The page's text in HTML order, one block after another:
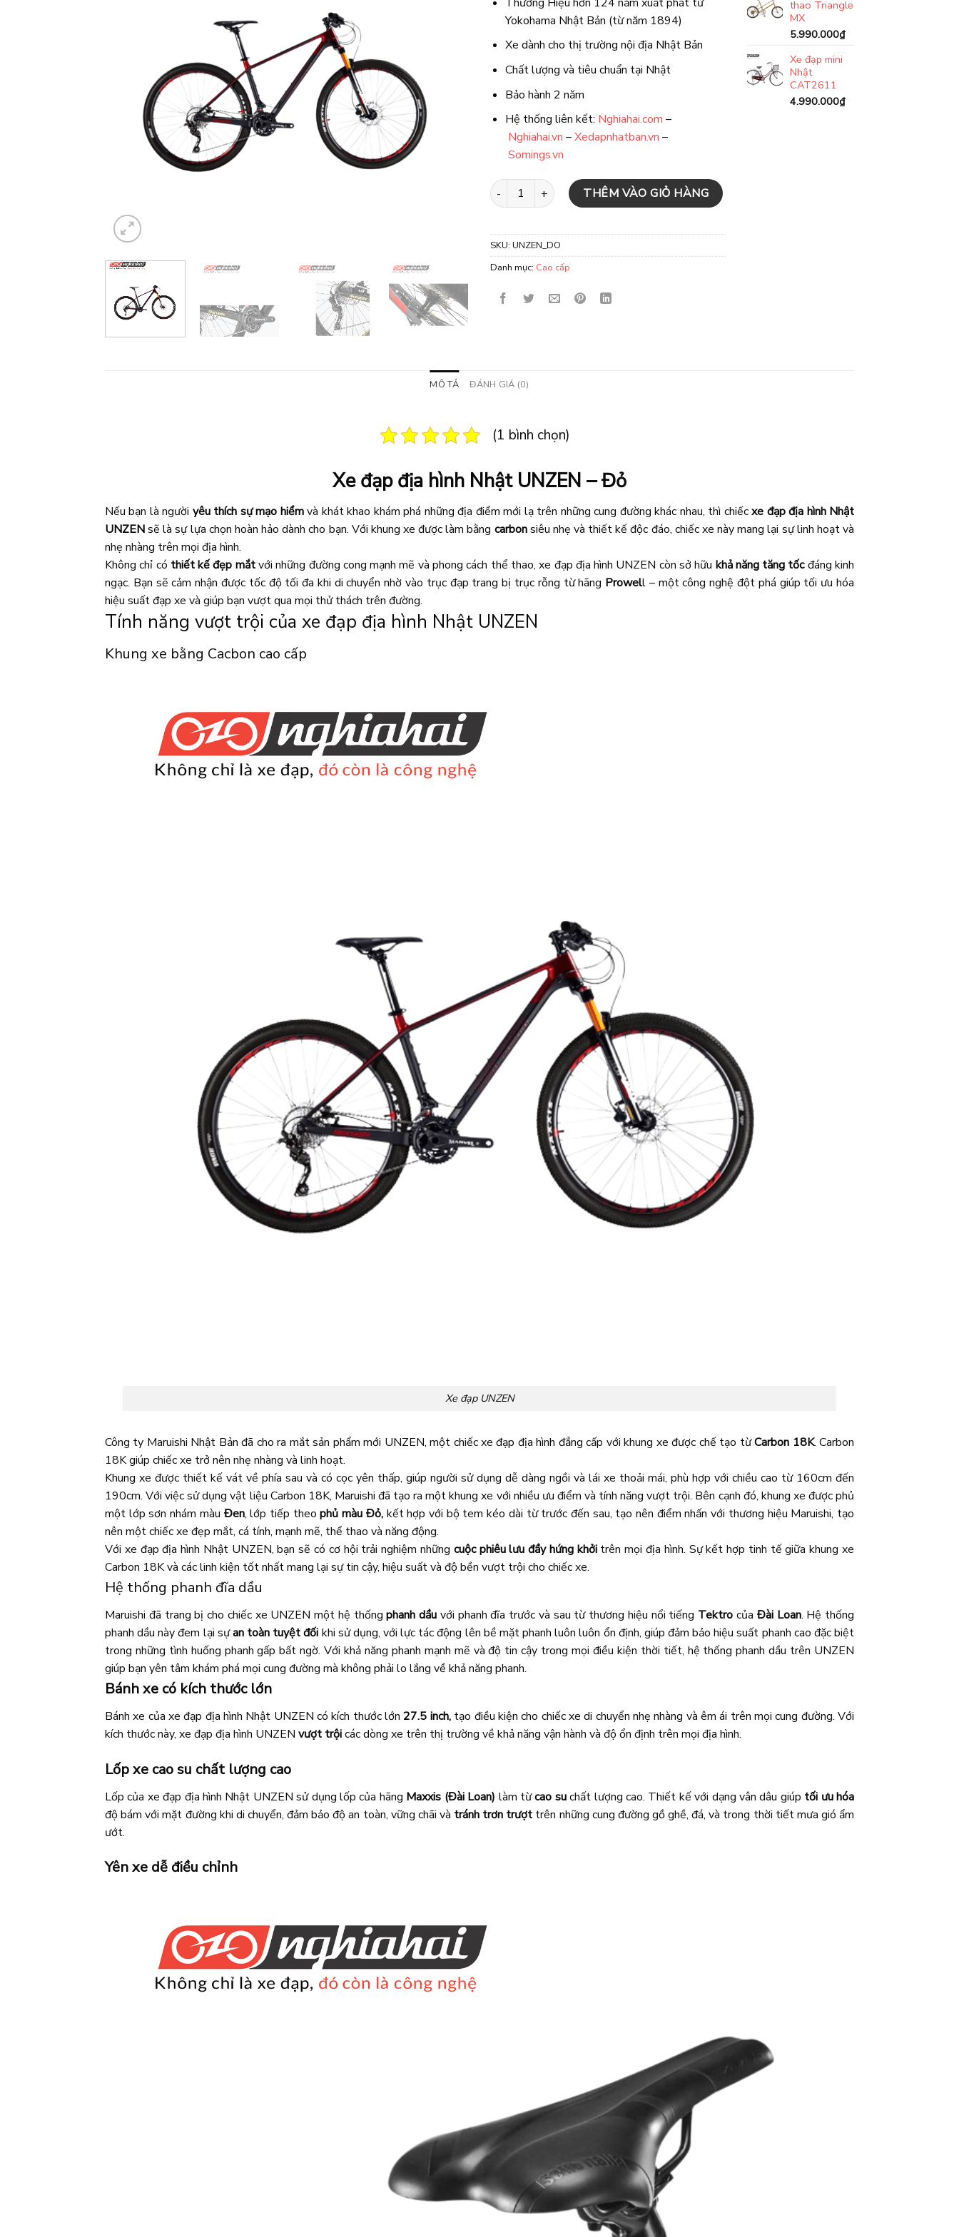
Yokohama Nhật Bản (từ năm 1894)
Xe dành cho thị trường nội địa Nhật Bản
Chất lượng và tiêu chuẩn tại Nhật
Bảo hành 2 năm
Hệ thống liên kết: Nghiahai.com –
Nghiahai.vn –Xedapnhatban.vn –
Somings.vn
Xe đạp địa hình Nhật UNZEN - Đỏ số lượng
THÊM VÀO GIỎ HÀNG
SKU: UNZEN_DO
Danh mục: Cao cấp
thao Triangle
MX
5.990.000₫
Xe đạp mini
Nhật
CAT2611
4.990.000₫
MÔ TẢ ĐÁNH GIÁ (0)
(1 bình chọn)
Xe đạp địa hình Nhật UNZEN – Đỏ
Nếu bạn là người yêu thích sự mạo hiểmvà khát khao khám phá những địa điểm mới lạ trên những cung đường khác nhau, thì chiếcxe đạp địa hình Nhật
UNZENsẽ là sự lựa chọn hoàn hảo dành cho bạn. Với khung xe được làm bằng carbonsiêu nhẹ và thiết kế độc đáo, chiếc xe này mang lại sự linh hoạt và
nhẹ nhàng trên mọi địa hình.
Không chỉ có thiết kế đẹp mắtvới những đường cong mạnh mẽ và phong cách thể thao, xe đạp địa hình UNZEN còn sở hữu khả năng tăng tốcđáng kinh
ngạc. Bạn sẽ cảm nhận được tốc độ tối đa khi di chuyển nhờ vào trục đạp trang bị trục rỗng từ hãng Prowell – một công nghệ đột phá giúp tối ưu hóa
hiệu suất đạp xe và giúp bạn vượt qua mọi thử thách trên đường.
Tính năng vượt trội của xe đạp địa hình Nhật UNZEN
Khung xe bằng Cacbon cao cấp
Xe đạp UNZEN
Công ty Maruishi Nhật Bản đã cho ra mắt sản phẩm mới UNZEN, một chiếc xe đạp địa hình đẳng cấp với khung xe được chế tạo từCarbon 18K. Carbon
18K giúp chiếc xe trở nên nhẹ nhàng và linh hoạt.
Khung xe được thiết kế vát về phía sau và có cọc yên thấp, giúp người sử dụng dễ dàng ngồi và lái xe thoải mái, phù hợp với chiều cao từ 160cm đến
190cm. Với việc sử dụng vật liệu Carbon 18K, Maruishi đã tạo ra một khung xe với nhiều ưu điểm và tính năng vượt trội. Bên cạnh đó, khung xe được phủ
một lớp sơn nhám màu Đen, lớp tiếp theo phủ màu Đỏ,kết hợp với bộ tem kéo dài từ trước đến sau, tạo nên điểm nhấn với thương hiệu Maruishi, tạo
nên một chiếc xe đẹp mắt, cá tính, mạnh mẽ, thể thao và năng động.
Với xe đạp địa hình Nhật UNZEN, bạn sẽ có cơ hội trải nghiệm những cuộc phiêu lưu đầy hứng khởitrên mọi địa hình. Sự kết hợp tinh tế giữa khung xe
Carbon 18K và các linh kiện tốt nhất mang lại sự tin cậy, hiệu suất và độ bền vượt trội cho chiếc xe.
Hệ thống phanh đĩa dầu
Maruishi đã trang bị cho chiếc xe UNZEN một hệ thốngphanh dầu với phanh đĩa trước và sau từ thương hiệu nổi tiếng Tektro của Đài Loan. Hệ thống
phanh dầu này đem lại sựan toàn tuyệt đối khi sử dụng, với lực tác động lên bề mặt phanh luôn luôn ổn định, giúp đảm bảo hiệu suất phanh cao đặc biệt
trong những tình huống phanh gấp bất ngờ. Với khả năng phanh mạnh mẽ và độ tin cậy trong mọi điều kiện thời tiết, hệ thống phanh dầu trên UNZEN
giúp bạn yên tâm khám phá mọi cung đường mà không phải lo lắng về khả năng phanh.
Bánh xe có kích thước lớn
Bánh xe của xe đạp địa hình Nhật UNZEN có kích thước lớn27.5 inch,tạo điều kiện cho chiếc xe di chuyển nhẹ nhàng và êm ái trên mọi cung đường. Với
kích thước này, xe đạp địa hình UNZEN vượt trộicác dòng xe trên thị trường về khả năng vận hành và độ ổn định trên mọi địa hình.
Lốp xe cao su chất lượng cao
Lốp của xe đạp địa hình Nhật UNZEN sử dụng lốp của hãng Maxxis (Đài Loan) làm từcao suchất lượng cao. Thiết kế với dạng vân dâu giúp tối ưu hóa
độ bám với mặt đường khi di chuyển, đảm bảo độ an toàn, vững chãi và tránh trơn trượt trên những cung đường gồ ghề, đá, và trong thời tiết mưa gió ẩm
ướt.
Yên xe dễ điều chỉnh